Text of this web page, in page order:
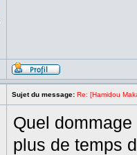
Sujet du message: Re: [Hamidou
Quel
plus de temps